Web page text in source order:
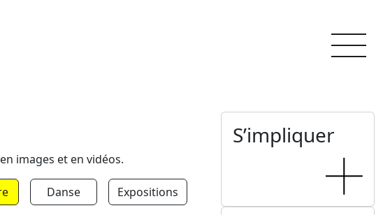
images et en vidéos.
Danse Expositions
S’impliquer